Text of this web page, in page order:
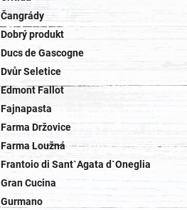
Čangrády
Dobrý produkt
Ducs de Gascogne
Dvůr Seletice
Edmont Fallot
Fajnapasta
Farma Držovice
Farma Loužná
Frantoio di Sant`Agata d`Oneglia
Gran Cucina
Gurmano